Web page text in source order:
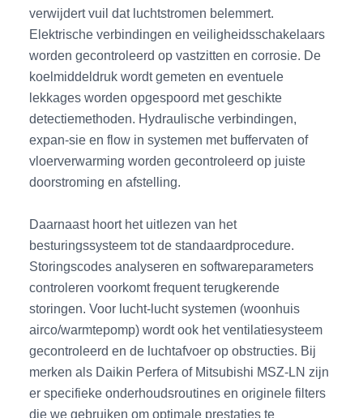
verwijdert vuil dat luchtstromen belemmert.
Elektrische verbindingen en veiligheidsschakelaars
worden gecontroleerd op vastzitten en corrosie. De
koelmiddeldruk wordt gemeten en eventuele
lekkages worden opgespoord met geschikte
detectiemethoden. Hydraulische verbindingen,
expan-sie en flow in systemen met buffervaten of
vloerverwarming worden gecontroleerd op juiste
doorstroming en afstelling.
Daarnaast hoort het uitlezen van het
besturingssysteem tot de standaardprocedure.
Storingscodes analyseren en softwareparameters
controleren voorkomt frequent terugkerende
storingen. Voor lucht-lucht systemen (woonhuis
airco/warmtepomp) wordt ook het ventilatiesysteem
gecontroleerd en de luchtafvoer op obstructies. Bij
merken als Daikin Perfera of Mitsubishi MSZ-LN zijn
er specifieke onderhoudsroutines en originele filters
die we gebruiken om optimale prestaties te